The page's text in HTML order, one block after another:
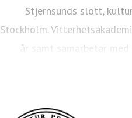
Stjernsunds slott,
Stockholm.
år samt samarbetar